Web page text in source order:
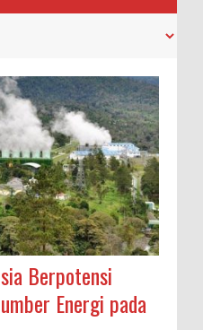
Berpotensi
Energi pada